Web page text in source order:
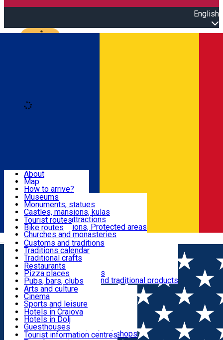
English
Română
Attractions
Routes
Customs, Traditions
Food & Drinks
Leisure & Fun
Accommodation
Useful
About
Map
How to arrive?
Recommendations
Tourist attractions
News
Museums
Monuments, statues
Castles, mansions, kulas
Architectural attractions
Natural attractions, Protected areas
Churches and monasteries
Archaeological sites
Parks and gardens
Tourist routes
Bike routes
Customs and traditions
Traditions calendar
Traditional crafts
Traditional cuisine
Wineries and vineyards
Local manufacturers and traditional products
Restaurants
Pizza places
Pubs, bars, clubs
Cafes and teahouses
Sweets and ice cream
Fast-food
Arts and culture
Cinema
Sports and leisure
Horse riding
Swimming pools
Zoo
Shopping, souvenirs, bookshops
Hotels in Craiova
Hotels in Dolj
Guesthouses
Villas
Tourist information centres